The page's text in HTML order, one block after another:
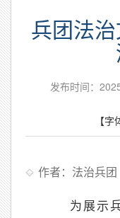
兵团法
发布时间：
【字
作者：法治兵团
为展示